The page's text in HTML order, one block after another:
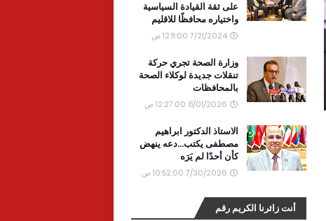
على ثقة القيادة السياسية
واختياره محافظًا للاقليم
7/21/2024 12:11:00 ص
وزارة الصحة تجري حركة
تنقلات جديدة لوكلاء الصحة
بالمحافظات
8/01/2026 12:27:00 ص
الاستاذ الدكتور ابراهيم
مصطفى يكتب...دعه ينهض
كأن أحدًا لم يَرَه
7/30/2026 10:52:00 ص
أنت زائرنا الكريم رقم